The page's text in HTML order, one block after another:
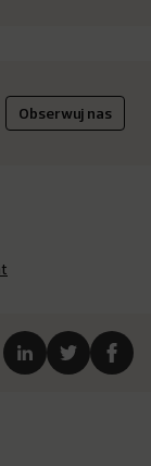
Obserwuj nas